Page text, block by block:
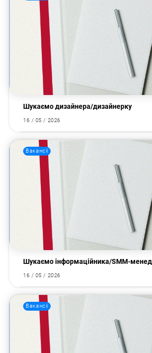
Шукаємо дизайнера/дизайнерку
16 / 05 / 2026
Вакансії
Шукаємо інформаційника/SMM-
16 / 05 / 2026
Вакансії